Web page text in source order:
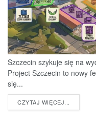
Szczecin szykuje się na
Project Szczecin to nowy
się...
CZYTAJ WIĘCEJ...